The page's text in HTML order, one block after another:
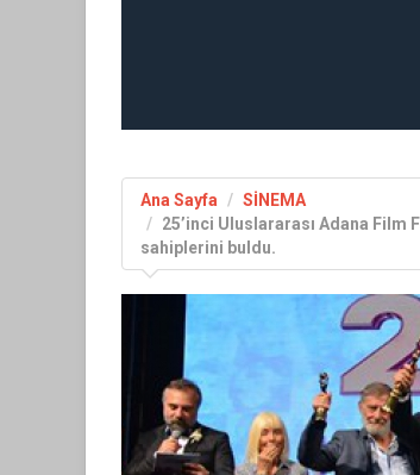
Ana Sayfa
SİNEMA
25’inci Uluslararası Adana Film
sahiplerini buldu.